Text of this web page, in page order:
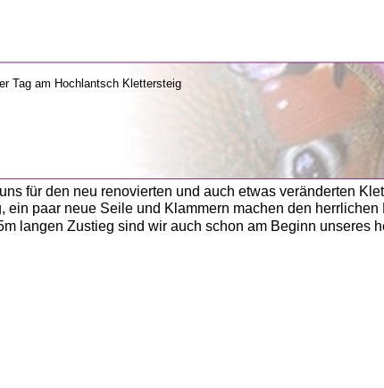
für den neu renovierten und auch etwas veränderten
ein paar neue Seile und Klammern machen den herrlichen
langen Zustieg sind wir auch schon am Beginn unseres